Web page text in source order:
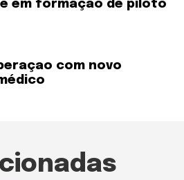
em formação de piloto
com novo